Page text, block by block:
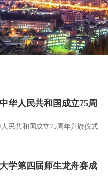
华人民共和国成立75周
民共和国成立75周年升旗仪式
学第四届师生龙舟赛成